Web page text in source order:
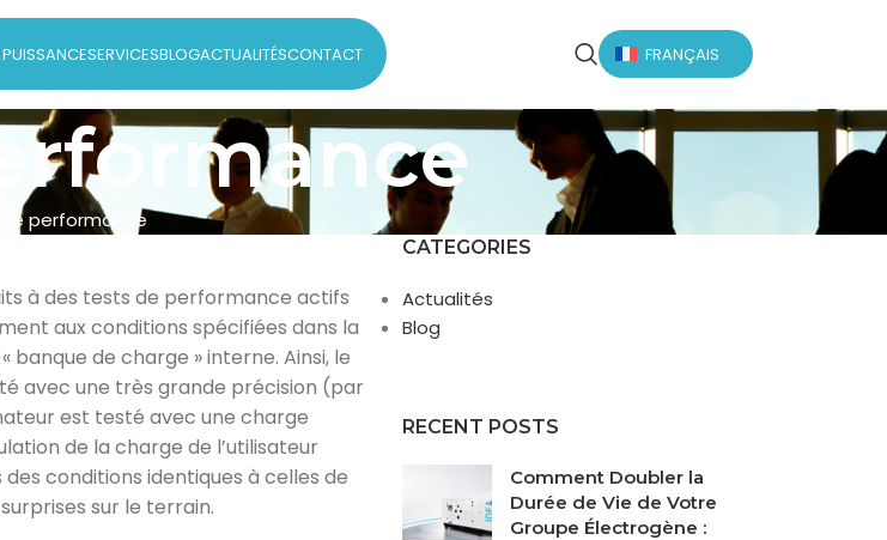
SERVICESBLOGACTUALITÉSCONTACT FRANÇAIS
performance
à des tests de performance actifs
aux conditions spécifiées dans la
banque de charge » interne. Ainsi, le
avec une très grande précision (par
est testé avec une charge
de la charge de l’utilisateur
conditions identiques à celles de
sur le terrain.
CATEGORIES
Actualités
Blog
RECENT POSTS
Comment Doubler la
Durée de Vie de Votre
Groupe Électrogène :